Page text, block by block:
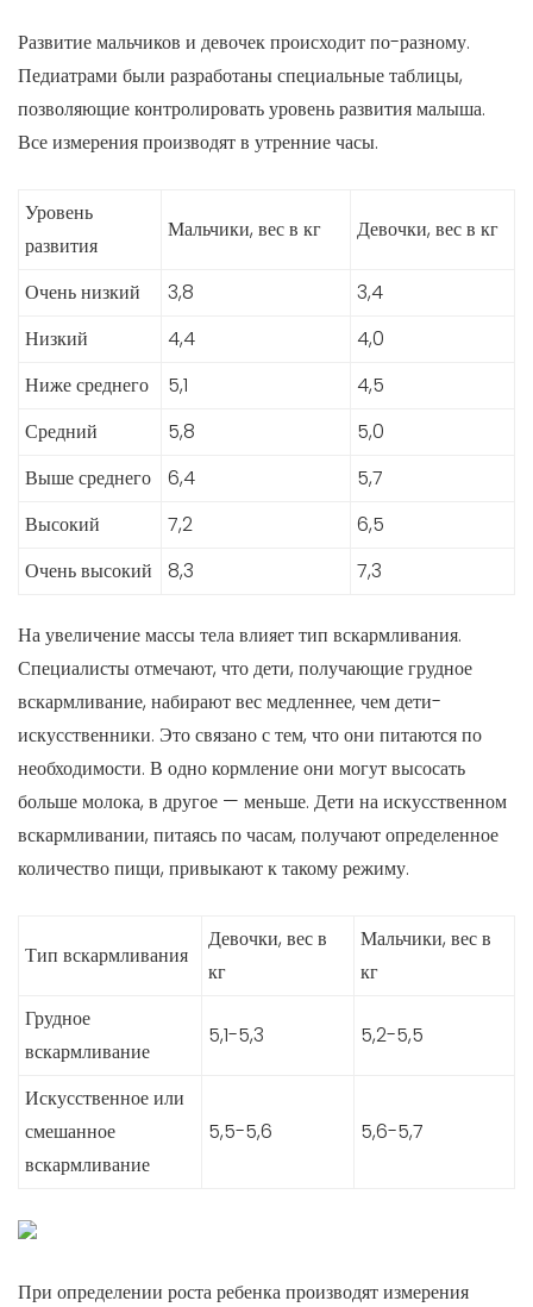
Развитие мальчиков и девочек происходит по-разному.
Педиатрами были разработаны специальные таблицы,
позволяющие контролировать уровень развития малыша.
Все измерения производят в утренние часы.
Уровень
развития
Мальчики, вес в кг Девочки, вес в кг
Очень низкий 3,8
3,4
Низкий
4,4
4,0
Ниже среднего
5,1
4,5
Средний
5,8
5,0
Выше среднего
6,4
5,7
Высокий
7,2
6,5
Очень высокий
8,3 7,3
На увеличение массы тела влияет тип вскармливания.
Специалисты отмечают, что дети, получающие грудное
вскармливание, набирают вес медленнее, чем дети-
искусственники. Это связано с тем, что они питаются по
необходимости. В одно кормление они могут высосать
больше молока, в другое — меньше. Дети на искусственном
вскармливании, питаясь по часам, получают определенное
количество пищи, привыкают к такому режиму.
Тип вскармливания
Девочки, вес в
кг
Мальчики, вес в
кг
Грудное
вскармливание
5,1-5,3 5,2-5,5
Искусственное или
смешанное
вскармливание
5,5-5,6 5,6-5,7
При определении роста ребенка производят измерения